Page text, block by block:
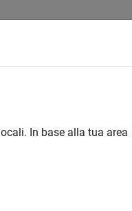
In base alla tua area